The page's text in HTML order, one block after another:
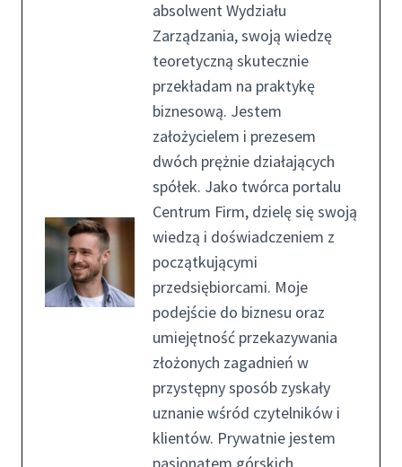
absolwent Wydziału
Zarządzania, swoją wiedzę
teoretyczną skutecznie
przekładam na praktykę
biznesową. Jestem
założycielem i prezesem
dwóch prężnie działających
spółek. Jako twórca portalu
Centrum Firm, dzielę się swoją
wiedzą i doświadczeniem z
początkującymi
przedsiębiorcami. Moje
podejście do biznesu oraz
umiejętność przekazywania
złożonych zagadnień w
przystępny sposób zyskały
uznanie wśród czytelników i
klientów. Prywatnie jestem
pasjonatem górskich